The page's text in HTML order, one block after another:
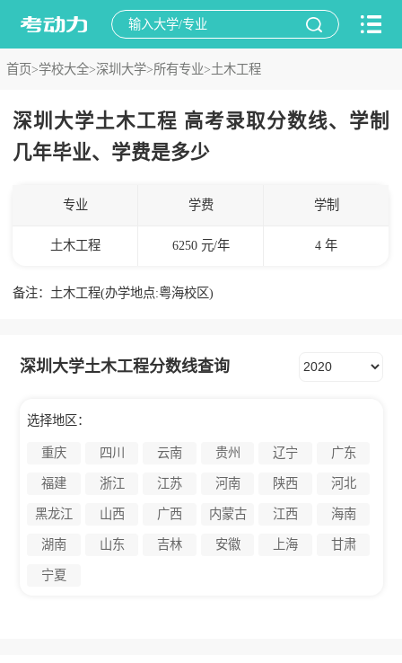
首页>学校大全>深圳大学>所有专业>土木工程
深圳大学土木工程 高考录取分数线、学制
几年毕业、学费是多少
专业 学费 学制
土木工程 6250 元/年 4 年
备注：土木工程(办学地点:粤海校区)
深圳大学土木工程分数线查询
选择地区：
重庆 四川 云南 贵州 辽宁 广东
福建 浙江 江苏 河南 陕西 河北
黑龙江 山西 广西 内蒙古 江西 海南
湖南 山东 吉林 安徽 上海 甘肃
宁夏